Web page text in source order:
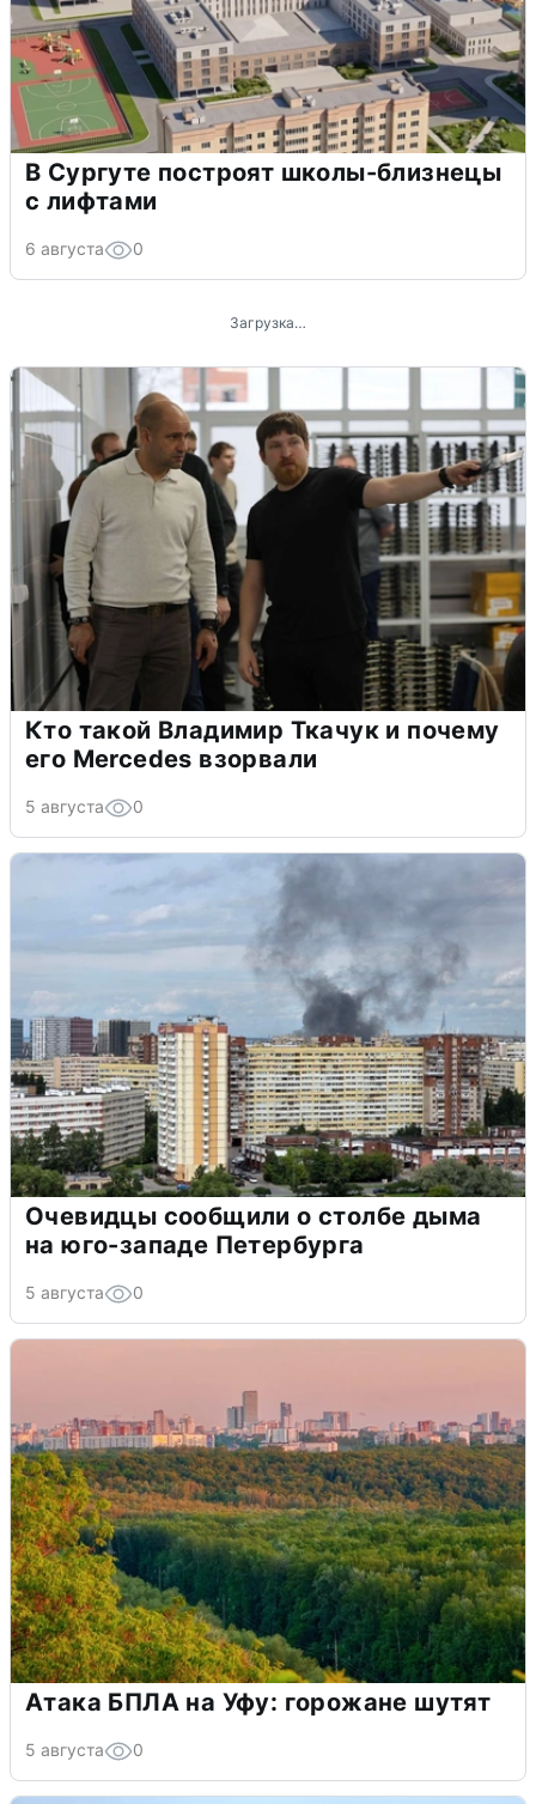
В Сургуте построят школы-близнецы
с лифтами
6 августа 0
Загрузка…
Кто такой Владимир Ткачук и почему
его Mercedes взорвали
5 августа 0
Очевидцы сообщили о столбе дыма
на юго-западе Петербурга
5 августа 0
Атака БПЛА на Уфу: горожане шутят
5 августа 0